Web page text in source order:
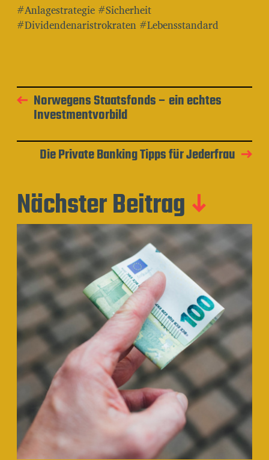
#Anlagestrategie #Sicherheit
#Dividendenaristrokraten #Lebensstandard
Norwegens Staatsfonds – ein echtes
Investmentvorbild
Die Private Banking Tipps für Jederfrau
Nächster Beitrag